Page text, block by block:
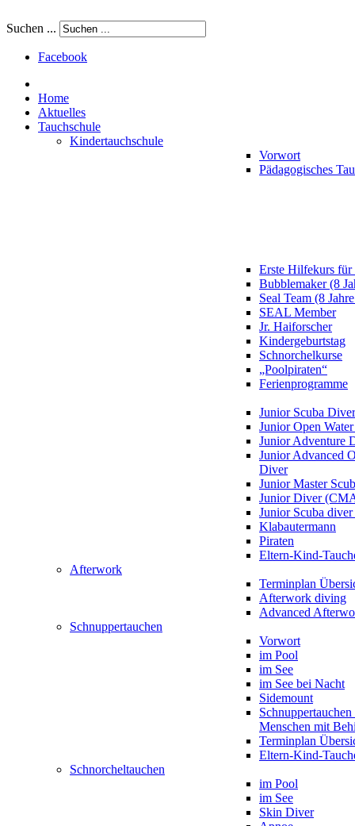
Suchen ...
Facebook
Home
Aktuelles
Tauchschule
Kindertauchschule
Vorwort
Pädagogisches
Erste Hilfekurs
Bubblemaker (8
Seal Team (8
SEAL Member
Jr. Haiforscher
Kindergeburtstag
Schnorchelkurse
„Poolpiraten“
Ferienprogramme
Junior Scuba Diver
Junior Open
Junior Adventure
Junior Advanced
Diver
Junior Master
Junior Diver
Junior Scuba
Klabautermann
Piraten
Eltern-Kind-
Afterwork
Terminplan
Afterwork diving
Advanced
Schnuppertauchen
Vorwort
im Pool
im See
im See bei Nacht
Sidemount
Menschen mit
Terminplan
Eltern-Kind-
Schnorcheltauchen
im Pool
im See
Skin Diver